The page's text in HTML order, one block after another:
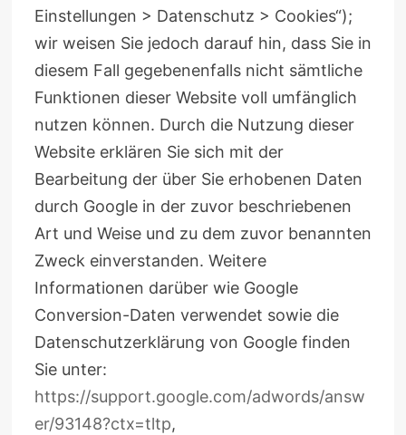
Einstellungen > Datenschutz > Cookies“);
wir weisen Sie jedoch darauf hin, dass Sie in
diesem Fall gegebenenfalls nicht sämtliche
Funktionen dieser Website voll umfänglich
nutzen können. Durch die Nutzung dieser
Website erklären Sie sich mit der
Bearbeitung der über Sie erhobenen Daten
durch Google in der zuvor beschriebenen
Art und Weise und zu dem zuvor benannten
Zweck einverstanden. Weitere
Informationen darüber wie Google
Conversion-Daten verwendet sowie die
Datenschutzerklärung von Google finden
Sie unter:
https://support.google.com/adwords/answ
er/93148?ctx=tltp,